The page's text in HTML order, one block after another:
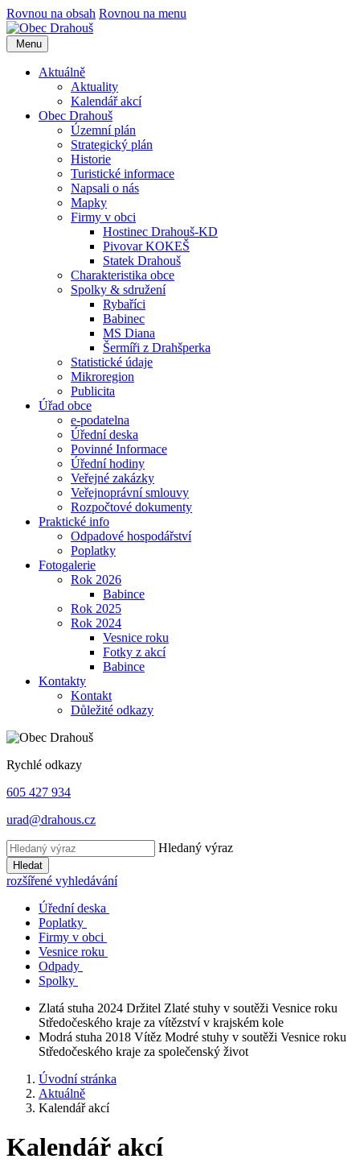
Rovnou na obsah Rovnou na menu
Menu
Aktuálně
Aktuality
Kalendář akcí
Obec Drahouš
Územní plán
Strategický plán
Historie
Turistické informace
Napsali o nás
Mapky
Firmy v obci
Hostinec Drahouš-KD
Pivovar KOKEŠ
Statek Drahouš
Charakteristika obce
Spolky & sdružení
Rybaříci
Babinec
MS Diana
Šermíři z Drahšperka
Statistické údaje
Mikroregion
Publicita
Úřad obce
e-podatelna
Úřední deska
Povinné Informace
Úřední hodiny
Veřejné zakázky
Veřejnoprávní smlouvy
Rozpočtové dokumenty
Praktické info
Odpadové hospodářství
Poplatky
Fotogalerie
Rok 2026
Babince
Rok 2025
Rok 2024
Vesnice roku
Fotky z akcí
Babince
Kontakty
Kontakt
Důležité odkazy
Rychlé odkazy
605 427 934
urad@drahous.cz
Hledaný výraz
Hledat
rozšířené vyhledávání
Úřední deska
Poplatky
Firmy v obci
Vesnice roku
Odpady
Spolky
Zlatá stuha 2024 Držitel Zlaté stuhy v soutěži Vesnice roku
Středočeského kraje za vítězství v krajském kole
Modrá stuha 2018 Vítěz Modré stuhy v soutěži Vesnice roku
Středočeského kraje za společenský život
Úvodní stránka
Aktuálně
Kalendář akcí
Kalendář akcí